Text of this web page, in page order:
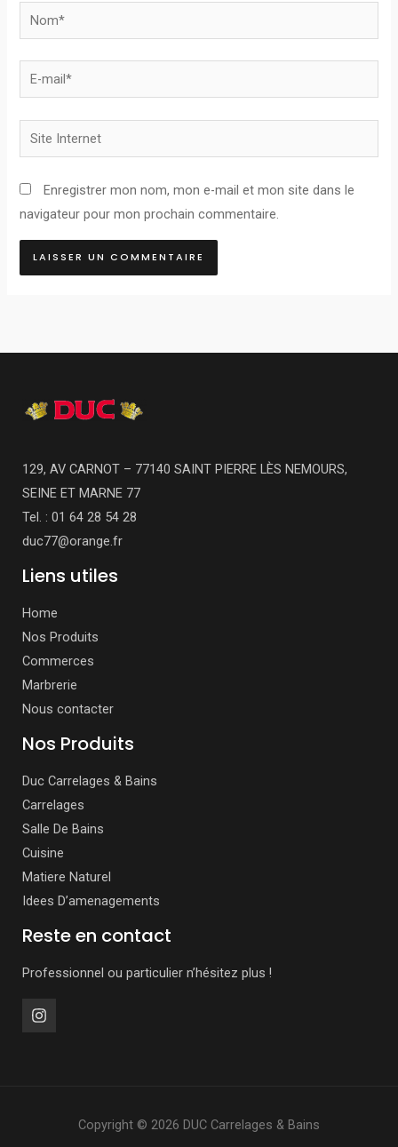
Nom*
E-
mail*
Site
Internet
Enregistrer mon nom, mon e-mail et mon site dans le
navigateur pour mon prochain commentaire.
129, AV CARNOT – 77140 SAINT PIERRE LÈS NEMOURS,
SEINE ET MARNE 77
Tel. : 01 64 28 54 28
duc77@orange.fr
Liens utiles
Home
Nos Produits
Commerces
Marbrerie
Nous contacter
Nos Produits
Duc Carrelages & Bains
Carrelages
Salle De Bains
Cuisine
Matiere Naturel
Idees D’amenagements
Reste en contact
Professionnel ou particulier n’hésitez plus !
Copyright © 2026 DUC Carrelages & Bains